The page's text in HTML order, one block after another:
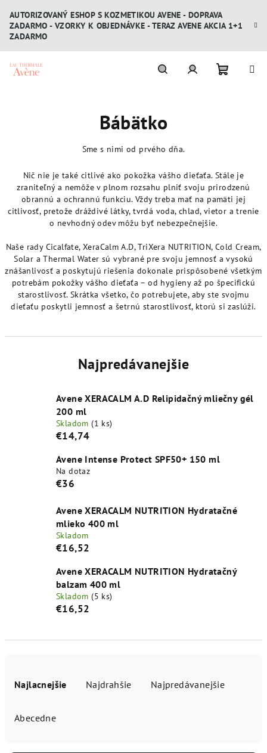
obsah
AUTORIZOVANÝ ESHOP S KOZMETIKOU AVENE - DOPRAVA
ZADARMO - VZORKY K OBJEDNÁVKE - TERAZ AVENE AKCIA 1+1
ZADARMO
Bábätko
Sme s nimi od prvého dňa.
Nič nie je také citlivé ako pokožka vášho dieťaťa. Stále je
zraniteľný a nemôže v plnom rozsahu plniť svoju prirodzenú
obrannú a ochrannú funkciu. Vždy treba mať na pamäti jej
citlivosť, pretože dráždivé látky, tvrdá voda, chlad, vietor a trenie
o nevhodný odev môžu byť nebezpečnejšie.
Naše rady Cicalfate, XeraCalm A.D, TriXera NUTRITION, Cold Cream,
Solar a Thermal Water sú vybrané pre svoju jemnosť a vysokú
znášanlivosť a poskytujú riešenia dokonale prispôsobené všetkým
potrebám pokožky vášho dieťaťa – od hygieny až po špecifickú
starostlivosť. Skrátka všetko, čo potrebujete, aby ste svojmu
dieťaťu poskytli jemnosť a šetrnú starostlivosť, ktorú si zaslúži.
Najpredávanejšie
Avene XERACALM A.D Relipidačný mliečny gél
200 ml
Skladom(1 ks)
€14,74
Avene Intense Protect SPF50+ 150 ml
Na dotaz
€36
Avene XERACALM NUTRITION Hydratačné
mlieko 400 ml
Skladom
€16,52
Avene XERACALM NUTRITION Hydratačný
balzam 400 ml
Skladom(5 ks)
€16,52
Najlacnejšie Najdrahšie Najpredávanejšie
Abecedne